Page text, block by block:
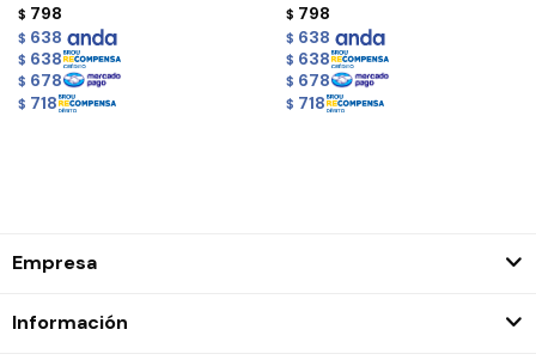
$ 798
$ 638
$ 638
$ 678
$ 718
$ 798
$ 638
$ 638
$ 678
$ 718
Empresa
Información